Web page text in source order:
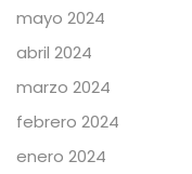
mayo 2024
abril 2024
marzo 2024
febrero 2024
enero 2024